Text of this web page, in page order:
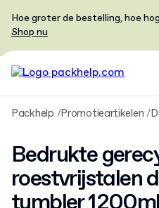
Hoe groter de bestelling, hoe
Shop nu
Packhelp Promotieartikelen
Bedrukte
roestvrijstalen